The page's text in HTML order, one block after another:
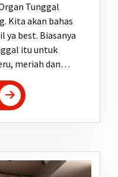
Tunggal
Kita akan bahas
ya best. Biasanya
itu untuk
meriah dan…